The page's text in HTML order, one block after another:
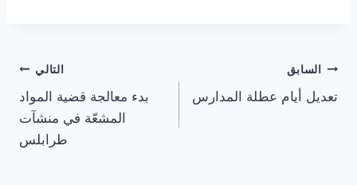
تصفّح
المقالات
السابق
تعديل أيام عطلة المدارس
التالي
بدء معالجة قضية المواد
المشعّة في منشآت
طرابلس